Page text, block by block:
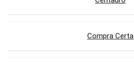
Compra Certa